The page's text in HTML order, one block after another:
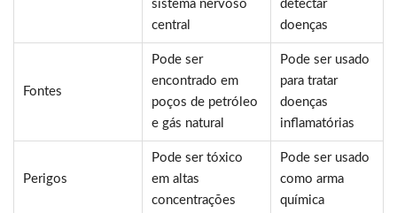
sistema nervoso
central
detectar
doenças
Fontes
Pode ser
encontrado em
poços de petróleo
e gás natural
Pode ser usado
para tratar
doenças
inflamatórias
Perigos
Pode ser tóxico
em altas
concentrações
Pode ser usado
como arma
química